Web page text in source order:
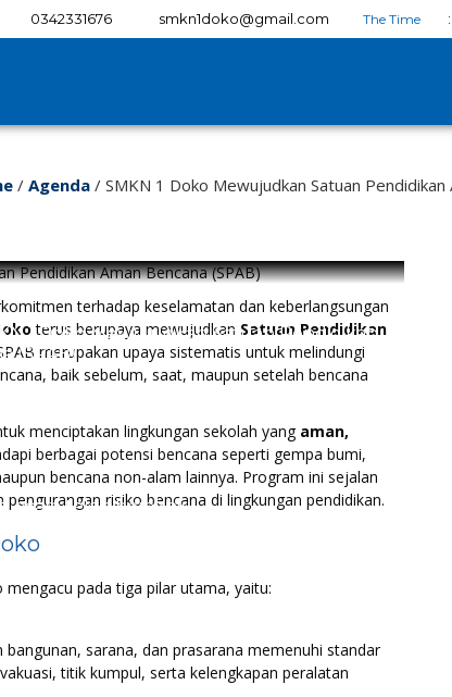
0342331676 smkn1doko@gmail.com :
/ Agenda/ SMKN 1 Doko Mewujudkan Satuan Pendidikan
1 Doko Mewujudkan Satuan Pendidikan
(SPAB)
acara telah berakhir
terhadap keselamatan dan keberlangsungan
terus berupaya mewujudkan Satuan Pendidikan
merupakan upaya sistematis untuk melindungi
baik sebelum, saat, maupun setelah bencana
menciptakan lingkungan sekolah yang aman,
berbagai potensi bencana seperti gempa bumi,
bencana non-alam lainnya. Program ini sejalan
risiko bencana di lingkungan pendidikan.
mengacu pada tiga pilar utama, yaitu:
sarana, dan prasarana memenuhi standar
titik kumpul, serta kelengkapan peralatan